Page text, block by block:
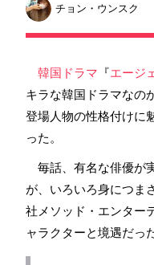
チョン・ウンスク
韓国ドラマ 『エージ
キラな韓国ドラマなの
登場人物の性格付けに
った。
毎話、有名な俳優が
が、いろいろ身につま
社メソッド・エンター
ャラクターと境遇だっ